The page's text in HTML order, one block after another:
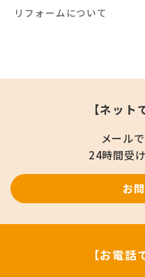
リフォームについて
【ネット
メール
24時間受
お
【お電話